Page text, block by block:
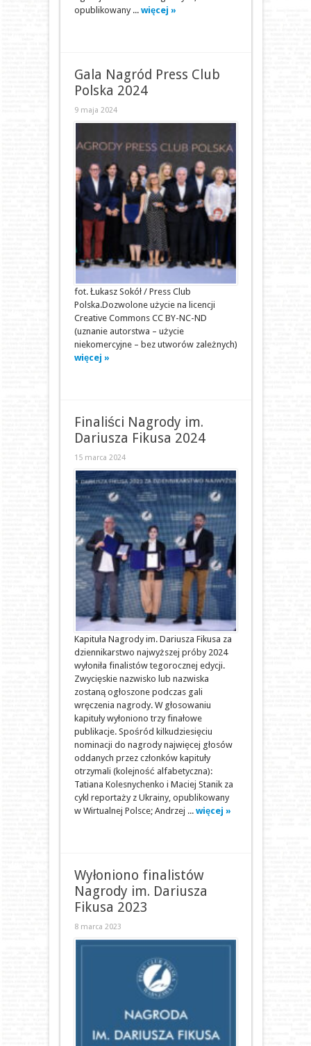
opublikowany ... więcej »
Gala Nagród Press Club
Polska 2024
9 maja 2024
fot. Łukasz Sokół / Press Club
Polska.Dozwolone użycie na licencji
Creative Commons CC BY-NC-ND
(uznanie autorstwa – użycie
niekomercyjne – bez utworów zależnych)
więcej »
Finaliści Nagrody im.
Dariusza Fikusa 2024
15 marca 2024
Kapituła Nagrody im. Dariusza Fikusa za
dziennikarstwo najwyższej próby 2024
wyłoniła finalistów tegorocznej edycji.
Zwycięskie nazwisko lub nazwiska
zostaną ogłoszone podczas gali
wręczenia nagrody. W głosowaniu
kapituły wyłoniono trzy finałowe
publikacje. Spośród kilkudziesięciu
nominacji do nagrody najwięcej głosów
oddanych przez członków kapituły
otrzymali (kolejność alfabetyczna):
Tatiana Kolesnychenko i Maciej Stanik za
cykl reportaży z Ukrainy, opublikowany
w Wirtualnej Polsce; Andrzej ... więcej »
Wyłoniono finalistów
Nagrody im. Dariusza
Fikusa 2023
8 marca 2023